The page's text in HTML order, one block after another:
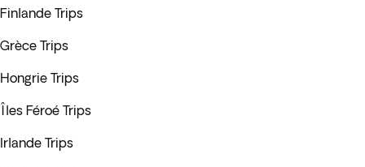
Finlande Trips
Grèce Trips
Hongrie Trips
Îles Féroé Trips
Irlande Trips